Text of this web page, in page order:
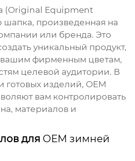
(Original Equipment
шапка, произведенная на
или бренда. Это
уникальный продукт,
вашим фирменным цветам,
целевой аудитории. В
готовых изделий, OEM
вам контролировать
материалов и
для OEM зимней